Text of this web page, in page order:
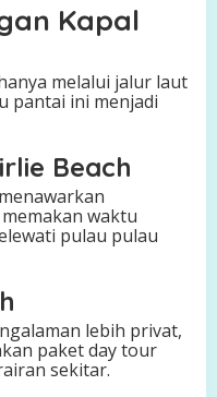
Kapal
melalui jalur laut
pantai ini menjadi
Beach
waktu
pulau pulau
lebih privat,
paket day tour
sekitar.